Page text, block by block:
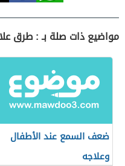
مواضيع ذات صلة بـ : طرق
ضعف السمع عند الأطفال
وعلاجه